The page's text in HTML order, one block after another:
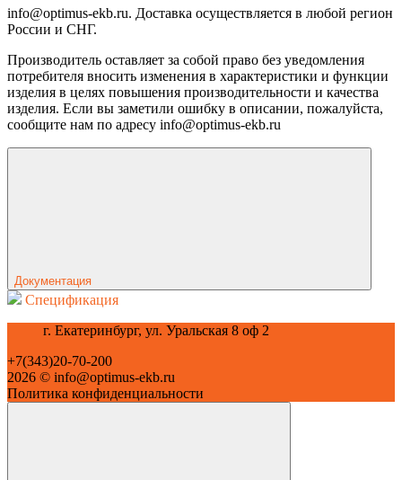
info@optimus-ekb.ru. Доставка осуществляется в любой регион
России и СНГ.
Производитель оставляет за собой право без уведомления
потребителя вносить изменения в характеристики и функции
изделия в целях повышения производительности и качества
изделия. Если вы заметили ошибку в описании, пожалуйста,
сообщите нам по адресу info@optimus-ekb.ru
Документация
Спецификация
г. Екатеринбург, ул. Уральская 8 оф 2
+7(343)20-70-200
2026 © info@optimus-ekb.ru
Политика конфиденциальности